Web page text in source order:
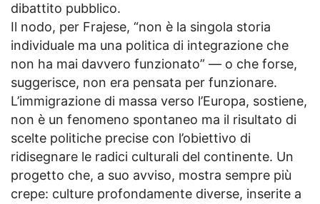
dibattito pubblico.
Il nodo, per Frajese, “non è la singola storia
individuale ma una politica di integrazione che
non ha mai davvero funzionato” — o che forse,
suggerisce, non era pensata per funzionare.
L’immigrazione di massa verso l’Europa, sostiene,
non è un fenomeno spontaneo ma il risultato di
scelte politiche precise con l’obiettivo di
ridisegnare le radici culturali del continente. Un
progetto che, a suo avviso, mostra sempre più
crepe: culture profondamente diverse, inserite a